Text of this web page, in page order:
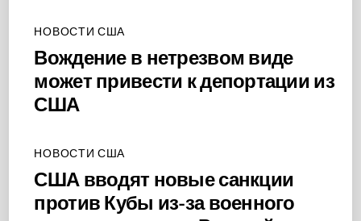
НОВОСТИ США
Вождение в нетрезвом виде
может привести к депортации из
США
НОВОСТИ США
США вводят новые санкции
против Кубы из-за военного